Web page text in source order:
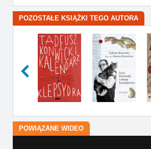
POZOSTAŁE KSIĄŻKI TEGO AUTORA
POWIĄZANE WIDEO